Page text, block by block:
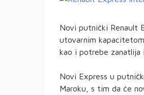
Novi putnički Renault
utovarnim
kao i potrebe zanatlija
Novi Express u
Maroku, s tim da će